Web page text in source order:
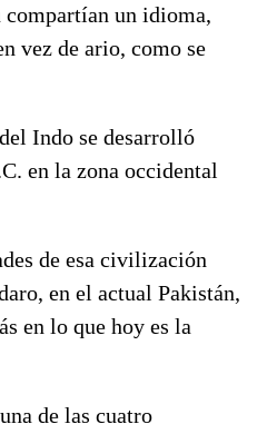
un idioma,
vez de ario, como se
Indo se desarrolló
en la zona occidental
de esa civilización
en el actual Pakistán,
en lo que hoy es la
de las cuatro